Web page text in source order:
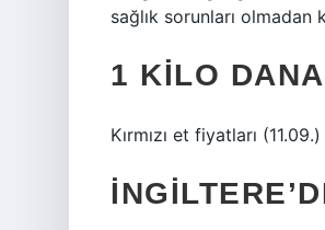
sağlık sorunları olmadan
1 KILO
Kırmızı et fiyatları (11.09.)